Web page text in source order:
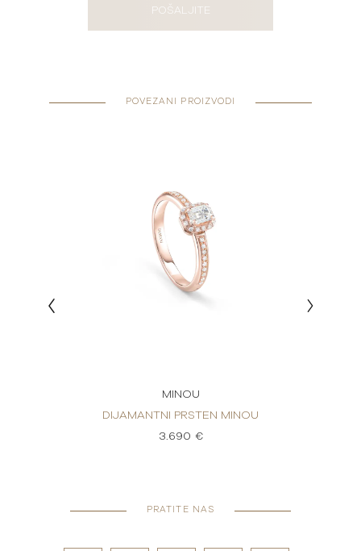
POŠALJITE
POVEZANI PROIZVODI
MINOU
DIJAMANTNI PRSTEN MINOU
3.690 €
PRATITE NAS